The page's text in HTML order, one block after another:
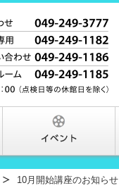
10月開始講座のお知らせ